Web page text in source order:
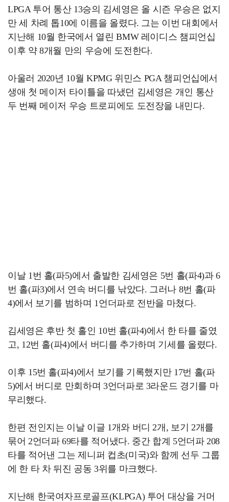
LPGA 투어 통산 13승의 김세영은 올 시즌 우승은 없지
만 세 차례 톱10에 이름을 올렸다. 그는 이번 대회에서
지난해 10월 한국에서 열린 BMW 레이디스 챔피언십
이후 약 8개월 만의 우승에 도전한다.
아울러 2020년 10월 KPMG 위민스 PGA 챔피언십에서
생애 첫 메이저 타이틀을 따냈던 김세영은 개인 통산
두 번째 메이저 우승 트로피에도 도전장을 내민다.
이날 1번 홀(파5)에서 출발한 김세영은 5번 홀(파4)과 6
번 홀(파3)에서 연속 버디를 낚았다. 그러나 8번 홀(파
4)에서 보기를 범하며 1언더파로 전반을 마쳤다.
김세영은 후반 첫 홀인 10번 홀(파4)에서 한 타를 줄였
고, 12번 홀(파4)에서 버디를 추가하며 기세를 올렸다.
이후 15번 홀(파4)에서 보기를 기록했지만 17번 홀(파
5)에서 버디로 만회하며 3언더파로 3라운드 경기를 마
무리했다.
한편 전인지는 이날 이글 1개와 버디 2개, 보기 2개를
묶어 2언더파 69타를 적어냈다. 중간 합계 5언더파 208
타를 적어낸 그는 제니퍼 컵초(미국)와 함께 선두 그룹
에 한 타 차 뒤진 공동 3위를 마크했다.
지난해 한국여자프로골프(KLPGA) 투어 대상을 거머